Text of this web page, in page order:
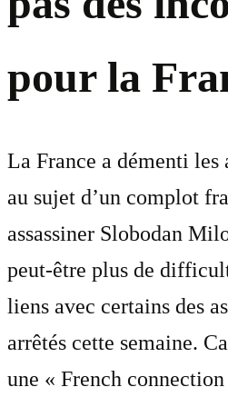
pour la
La France a démenti les
au sujet d’un complot
assassiner Slobodan
peut-être plus de
liens avec certains des
arrêtés cette semaine.
une « French connection